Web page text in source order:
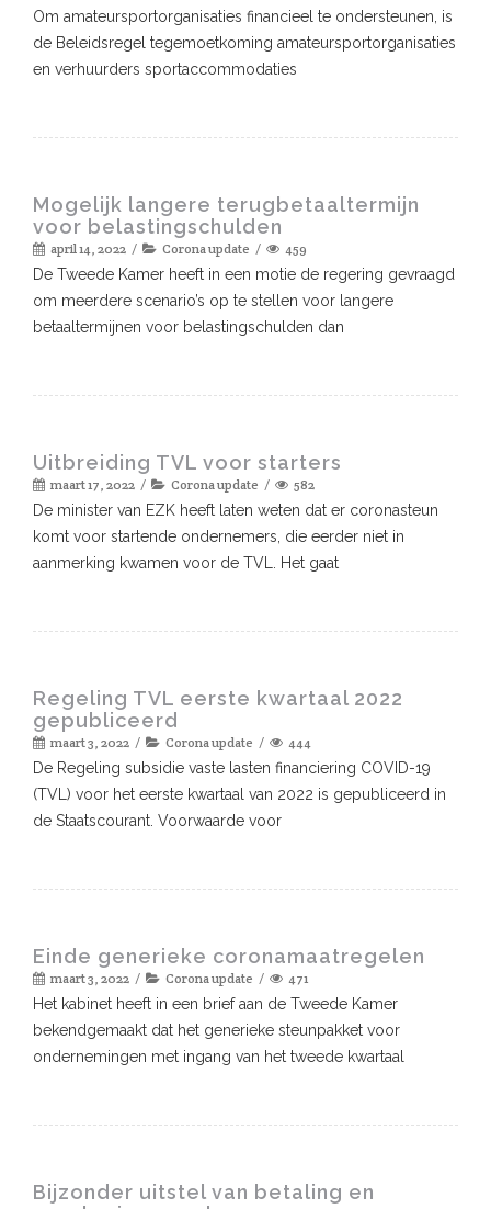
Om amateursportorganisaties financieel te ondersteunen, is
de Beleidsregel tegemoetkoming amateursportorganisaties
en verhuurders sportaccommodaties
Mogelijk langere terugbetaaltermijn
voor belastingschulden
april 14, 2022 Corona update 459
De Tweede Kamer heeft in een motie de regering gevraagd
om meerdere scenario’s op te stellen voor langere
betaaltermijnen voor belastingschulden dan
Uitbreiding TVL voor starters
maart 17, 2022 Corona update 582
De minister van EZK heeft laten weten dat er coronasteun
komt voor startende ondernemers, die eerder niet in
aanmerking kwamen voor de TVL. Het gaat
Regeling TVL eerste kwartaal 2022
gepubliceerd
maart 3, 2022 Corona update 444
De Regeling subsidie vaste lasten financiering COVID-19
(TVL) voor het eerste kwartaal van 2022 is gepubliceerd in
de Staatscourant. Voorwaarde voor
Einde generieke coronamaatregelen
maart 3, 2022 Corona update 471
Het kabinet heeft in een brief aan de Tweede Kamer
bekendgemaakt dat het generieke steunpakket voor
ondernemingen met ingang van het tweede kwartaal
Bijzonder uitstel van betaling en